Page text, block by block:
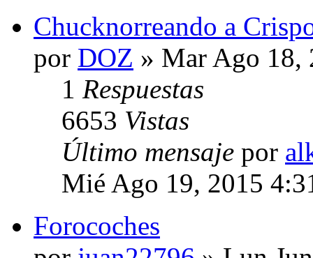
Chucknorreando a
por DOZ » Mar Ago 18,
1 Respuestas
6653 Vistas
Último mensaje por
Mié Ago 19, 2015
Forocoches